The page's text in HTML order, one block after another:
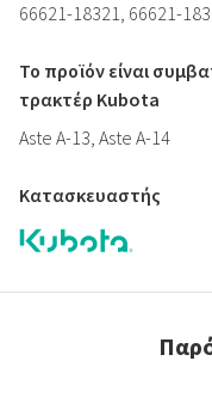
66621-18321, 66621-
Το προϊόν είναι
τρακτέρ Kubota
Aste A-13, Aste A-14
Κατασκευαστής